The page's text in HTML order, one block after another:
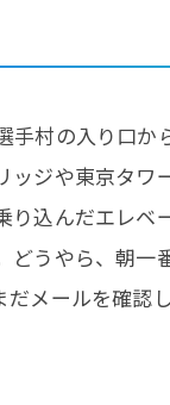
村の入り口か
ジや東京タワ
込んだエレベ
うやら、朝一
メールを確認